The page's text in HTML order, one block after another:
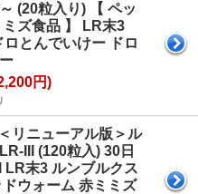
(20粒入り) 【 ペッ
ミズ食品 】 LR末3
ロとんでいけー ドロ
円)
リニューアル版＞ル
III (120粒入) 30日
LR末3 ルンブルクス
ウォーム 赤ミミズ